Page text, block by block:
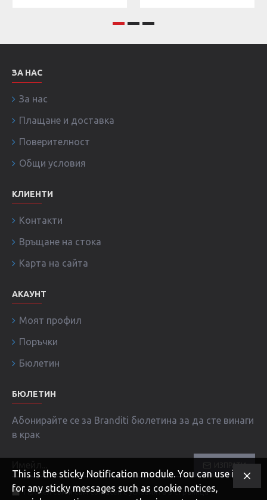
ЗА НАС
За нас
Плащане и доставка
Поверителност
Общи условия
КЛИЕНТИ
Контакти
Връщане на стока
Карта на сайта
АКАУНТ
Моят профил
Поръчки
Бюлетин
БЮЛЕТИН
Абонирайте се за Branditi бюлетина за да сте винаги
в крак
ИЗПРАТИ
Прочел съм и съм съгласен с условията в страница
This is the sticky Notification module. You can use it
for any sticky messages such as cookie notices,